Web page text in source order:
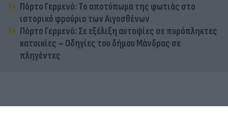
Πόρτο Γερμενό: Το αποτύπωμα της φωτιάς στο
ιστορικό φρούριο των Αιγοσθένων
Πόρτο Γερμενό: Σε εξέλιξη αυτοψίες σε πυρόπληκτες
κατοικίες – Οδηγίες του δήμου Μάνδρας σε
πληγέντες